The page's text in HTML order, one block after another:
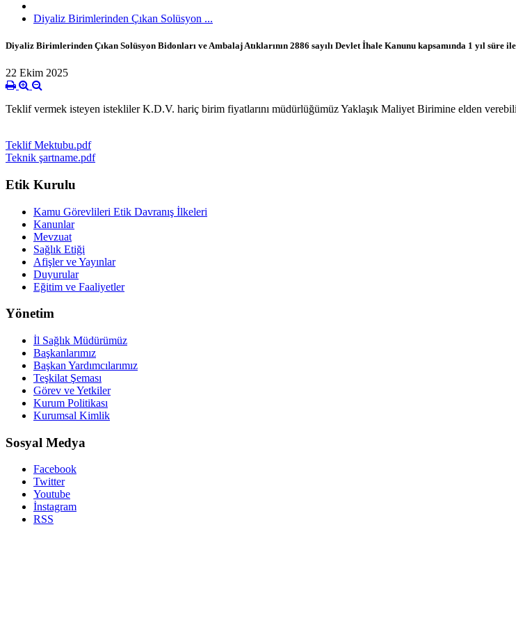
Diyaliz Birimlerinden Çıkan Solüsyon ...
Diyaliz Birimlerinden Çıkan Solüsyon Bidonları ve Ambalaj Atıklarının 2886 sayılı Devlet İhale Kanunu kapsamında 1 yıl süre ile
22 Ekim 2025
Teklif vermek isteyen istekliler K.D.V. hariç birim fiyatlarını müdürlüğümüz Yaklaşık Maliyet Birimine elden
Teklif Mektubu.pdf
Teknik şartname.pdf
Etik Kurulu
Kamu Görevlileri Etik Davranış İlkeleri
Kanunlar
Mevzuat
Sağlık Etiği
Afişler ve Yayınlar
Duyurular
Eğitim ve Faaliyetler
Yönetim
İl Sağlık Müdürümüz
Başkanlarımız
Başkan Yardımcılarımız
Teşkilat Şeması
Görev ve Yetkiler
Kurum Politikası
Kurumsal Kimlik
Sosyal Medya
Facebook
Twitter
Youtube
İnstagram
RSS